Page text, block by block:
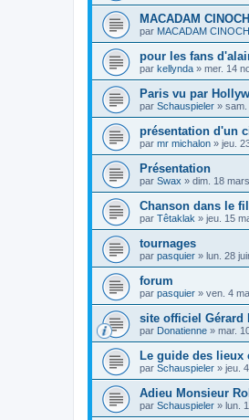
MACADAM
par MACADAM
pour les fans
par kellynda » mer. 14
Paris vu par
par Schauspieler » sam.
présentation d'un
par mr michalon » jeu.
Présentation
par Swax » dim. 18
Chanson dans le
par Têtaklak » jeu. 15
tournages
par pasquier » lun. 28
forum
par pasquier » ven. 4
site officiel Gérard
par Donatienne » mar.
Le guide des lieux
par Schauspieler » jeu.
Adieu Monsieur
par Schauspieler » lun.